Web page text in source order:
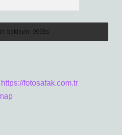
https://fotosafak.com.tr